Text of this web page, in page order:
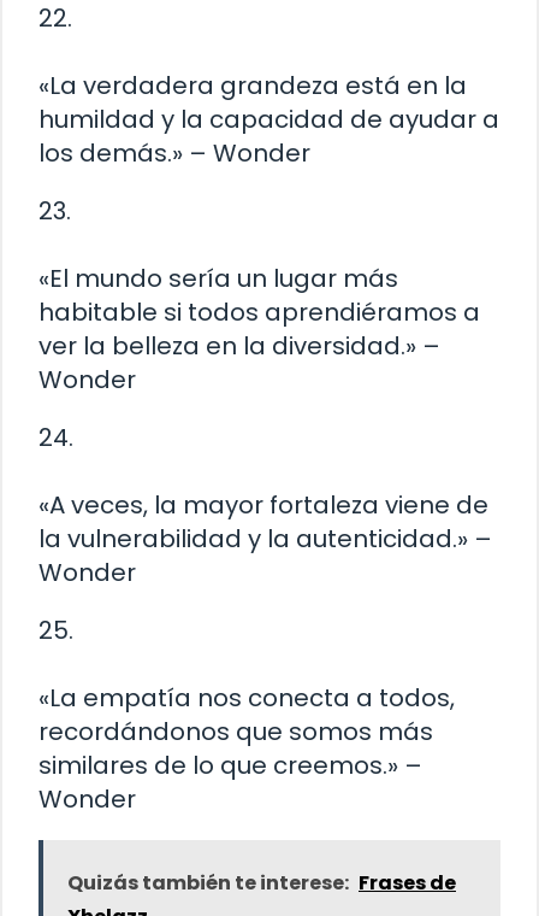
22.
«La verdadera grandeza está en la
humildad y la capacidad de ayudar a
los demás.» – Wonder
23.
«El mundo sería un lugar más
habitable si todos aprendiéramos a
ver la belleza en la diversidad.» –
Wonder
24.
«A veces, la mayor fortaleza viene de
la vulnerabilidad y la autenticidad.» –
Wonder
25.
«La empatía nos conecta a todos,
recordándonos que somos más
similares de lo que creemos.» –
Wonder
Quizás también te interese: Frases de